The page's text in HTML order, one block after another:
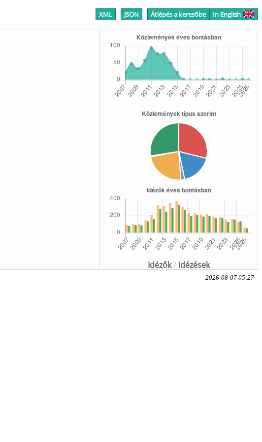
XML JSON Átlépés a keresőbe In English
Idézők/ Idézések
2026-08-07 05:27